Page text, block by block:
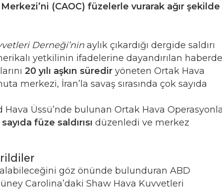
(CAOC) füzelerle vurarak ağır şekilde
Derneği’nin aylık çıkardığı dergide saldırı
yetkilinin ifadelerine dayandırılan
20 yılı aşkın süredir yöneten Ortak Hava
merkezi, İran’la savaş sırasında çok sayıda
Üssü’nde bulunan Ortak Hava
füze saldırısı düzenledi ve merkez
alabileceğini göz önünde bulunduran ABD
Carolina’daki Shaw Hava Kuvvetleri